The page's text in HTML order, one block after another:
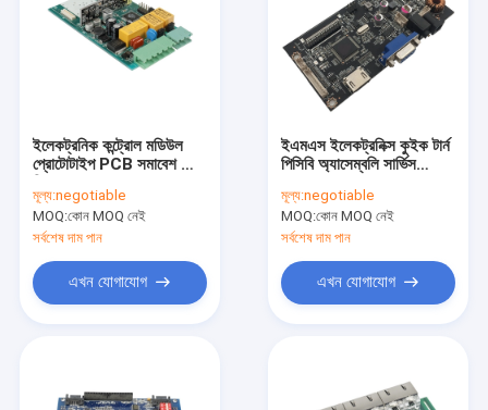
ইলেকট্রনিক কন্ট্রোল মডিউল
প্রোটোটাইপ PCB সমাবেশ গোল্ড
মূল্য:negotiable
MOQ:কোন MOQ নেই
সর্বশেষ দাম পান
এখন যোগাযোগ
ইএমএস ইলেকট্রনিক্স কুইক টার্ন
পিসিবি অ্যাসেম্বলি সার্ভিস
মূল্য:negotiable
MOQ:কোন MOQ নেই
সর্বশেষ দাম পান
এখন যোগাযোগ